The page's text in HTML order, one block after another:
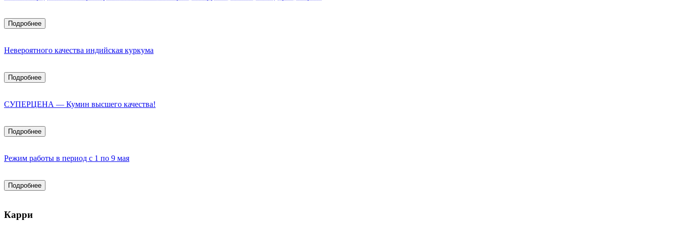
Подробнее
Невероятного качества индийская куркума
Подробнее
СУПЕРЦЕНА — Кумин высшего качества!
Подробнее
Режим работы в период с 1 по 9 мая
Подробнее
Карри